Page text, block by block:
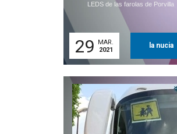
LEDS de las farolas de Porvilla
29
MAR.
2021
la nucia